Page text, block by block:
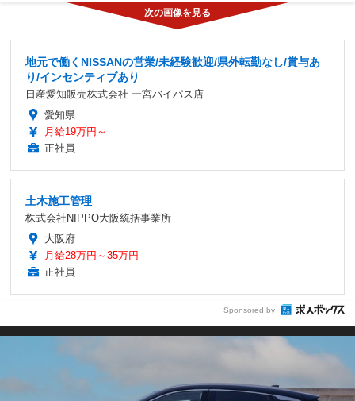
地元で働くNISSANの営業/未経験歓迎/県外転勤なし/賞与あ
り/インセンティブあり
日産愛知販売株式会社 一宮バイパス店
愛知県
月給19万円～
正社員
土木施工管理
株式会社NIPPO大阪統括事業所
大阪府
月給28万円～35万円
正社員
Sponsored by